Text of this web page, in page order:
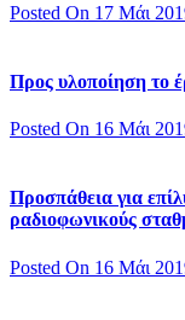
Posted On 17 Μάι
Προς υλοποίηση το
Posted On 16 Μάι
Προσπάθεια για
ραδιοφωνικούς
Posted On 16 Μάι